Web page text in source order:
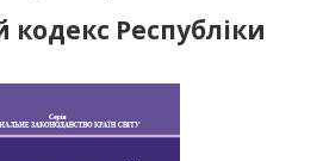
Республіки